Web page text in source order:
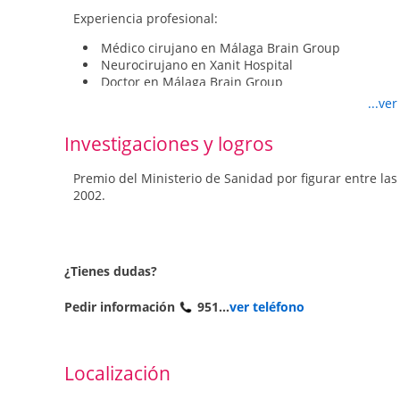
Experiencia profesional:
Médico cirujano en Málaga Brain Group
Neurocirujano en Xanit Hospital
Doctor en Málaga Brain Group
Medico Adjunto en Hospital Regional Universitario
Publicaciones y conferencias:
Tres capítulos en libros especializados en Neurología.
Capítulo: Hemangioblastomas. Libro: Tumores
"Metástasis Intracraneal de Melanoma". XXVII
Sociedad Andaluza de Neurocirugía (2011).
"Cirugía de Epilepsia del Lóbulo Temporal.
Investigaciones y logros
Premio del Ministerio de Sanidad por figurar entre
2002.
¿Tienes dudas?
Pedir información 951...ver teléfono
Localización